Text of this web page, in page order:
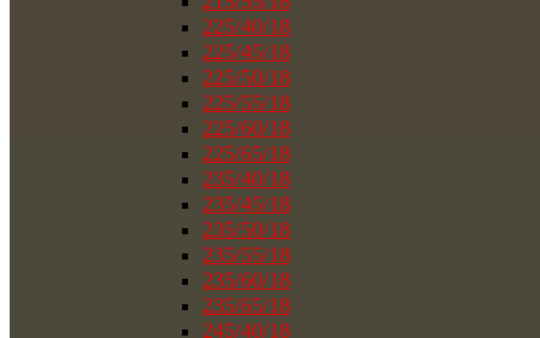
225/40/18
225/45/18
225/50/18
225/55/18
225/60/18
225/65/18
235/40/18
235/45/18
235/50/18
235/55/18
235/60/18
235/65/18
245/40/18